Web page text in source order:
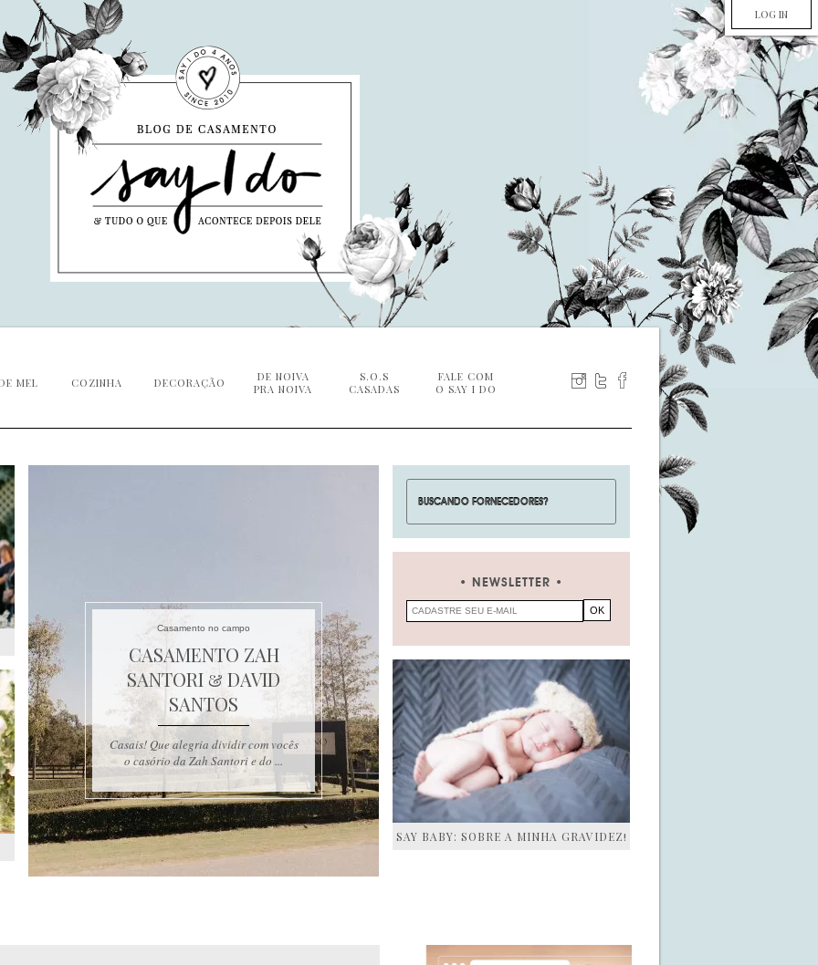
LOG IN
MEL COZINHA DECORAÇÃO
DE NOIVA
PRA NOIVA
S.O.S
CASADAS
FALE COM
O SAY I DO
Casamento no campo
CASAMENTO ZAH
SANTORI & DAVID
SANTOS
Casais! Que alegria dividir com vocês
o casório da Zah Santori e do ...
NEWSLETTER
SAY BABY: SOBRE A MINHA GRAVIDEZ!
SIDEBAR